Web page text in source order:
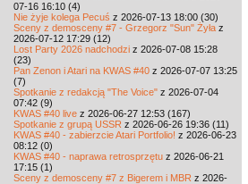
07-16 16:10 (4)
Nie żyje kolega Pecuś z 2026-07-13 18:00 (30)
Sceny z demosceny #7 - Grzegorz "Sun" Żyła z
2026-07-12 17:29 (12)
Lost Party 2026 nadchodzi z 2026-07-08 15:28
(23)
Pan Zenon i Atari na KWAS #40 z 2026-07-07 13:25
(7)
Spotkanie z redakcją "The Voice" z 2026-07-04
07:42 (9)
KWAS #40 live z 2026-06-27 12:53 (167)
Spotkanie z grupą USSR z 2026-06-26 19:36 (11)
KWAS #40 - zabierzcie Atari Portfolio! z 2026-06-23
08:12 (0)
KWAS #40 - naprawa retrosprzętu z 2026-06-21
17:15 (1)
Sceny z demosceny #7 z Bigerem i MBR z 2026-